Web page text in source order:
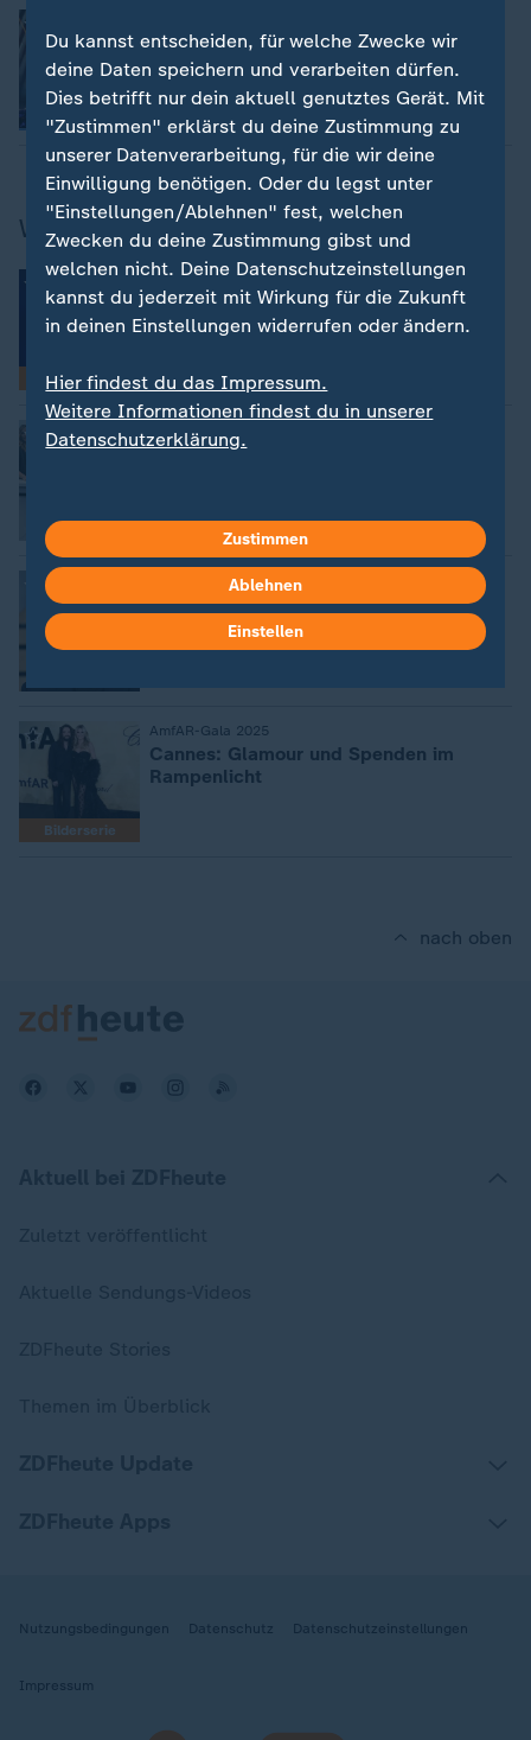
:
American Music Awards: Highlights in
Bildern
Weitere Promi-News
Bilderserie
Promi-News in Bildern
Shakira sagt Teilnahme bei "World
Pride" ab
Bilanz des Filmfests
:
Frauen prägten die Filmfestspiele in
"Ich bin aufrichtig traurig"
Billy Joel sagt Konzerte wegen
Hirnerkrankung ab
Bilderserie
AmfAR-Gala 2025
:
Cannes: Glamour und Spenden im
Rampenlicht
nach oben
Nutzungsbedingungen Datenschutz Datenschutzeinstellungen
Impressum
Du kannst entscheiden, für welche Zwecke wir
deine Daten speichern und verarbeiten dürfen.
Dies betrifft nur dein aktuell genutztes Gerät. Mit
"Zustimmen" erklärst du deine Zustimmung zu
unserer Datenverarbeitung, für die wir deine
Einwilligung benötigen. Oder du legst unter
"Einstellungen/Ablehnen" fest, welchen
Zwecken du deine Zustimmung gibst und
welchen nicht. Deine Datenschutzeinstellungen
kannst du jederzeit mit Wirkung für die Zukunft
in deinen Einstellungen widerrufen oder ändern.
Hier findest du das Impressum.
Weitere Informationen findest du in unserer
Datenschutzerklärung.
Zustimmen
Ablehnen
Einstellen